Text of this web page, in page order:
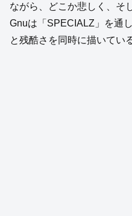
ながら、どこか悲しく、そ
Gnuは「SPECIALZ」を通
と残酷さを同時に描いてい